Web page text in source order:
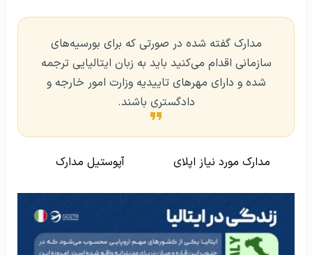
مدارک گفته شده در صورتی که برای بورسیه‌های
سازمانی اقدام می‌کنید باید به زبان ایتالیایی ترجمه
شده و دارای مهرهای تاییدیه وزارت امور خارجه و
دادگستری باشند.
مدارک مورد نیاز اپلای آپوستیل مدارک